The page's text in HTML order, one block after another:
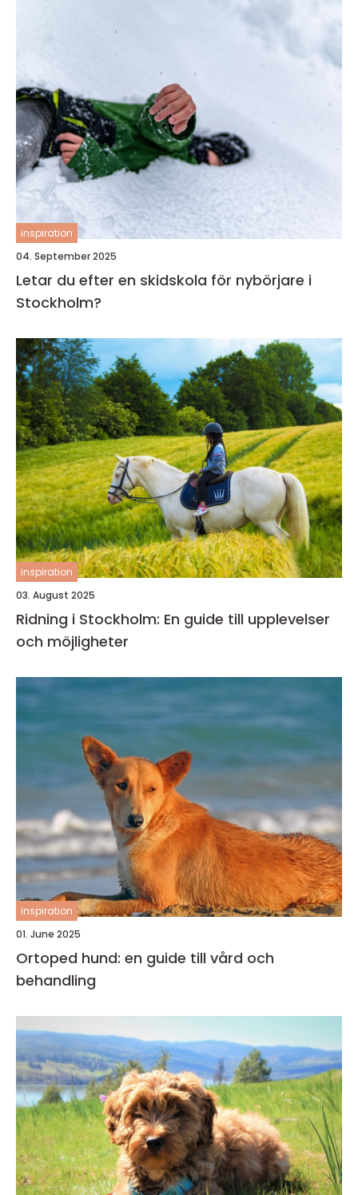
inspiration
04. September 2025
Letar du efter en skidskola för nybörjare i
Stockholm?
inspiration
03. August 2025
Ridning i Stockholm: En guide till upplevelser
och möjligheter
inspiration
01. June 2025
Ortoped hund: en guide till vård och
behandling